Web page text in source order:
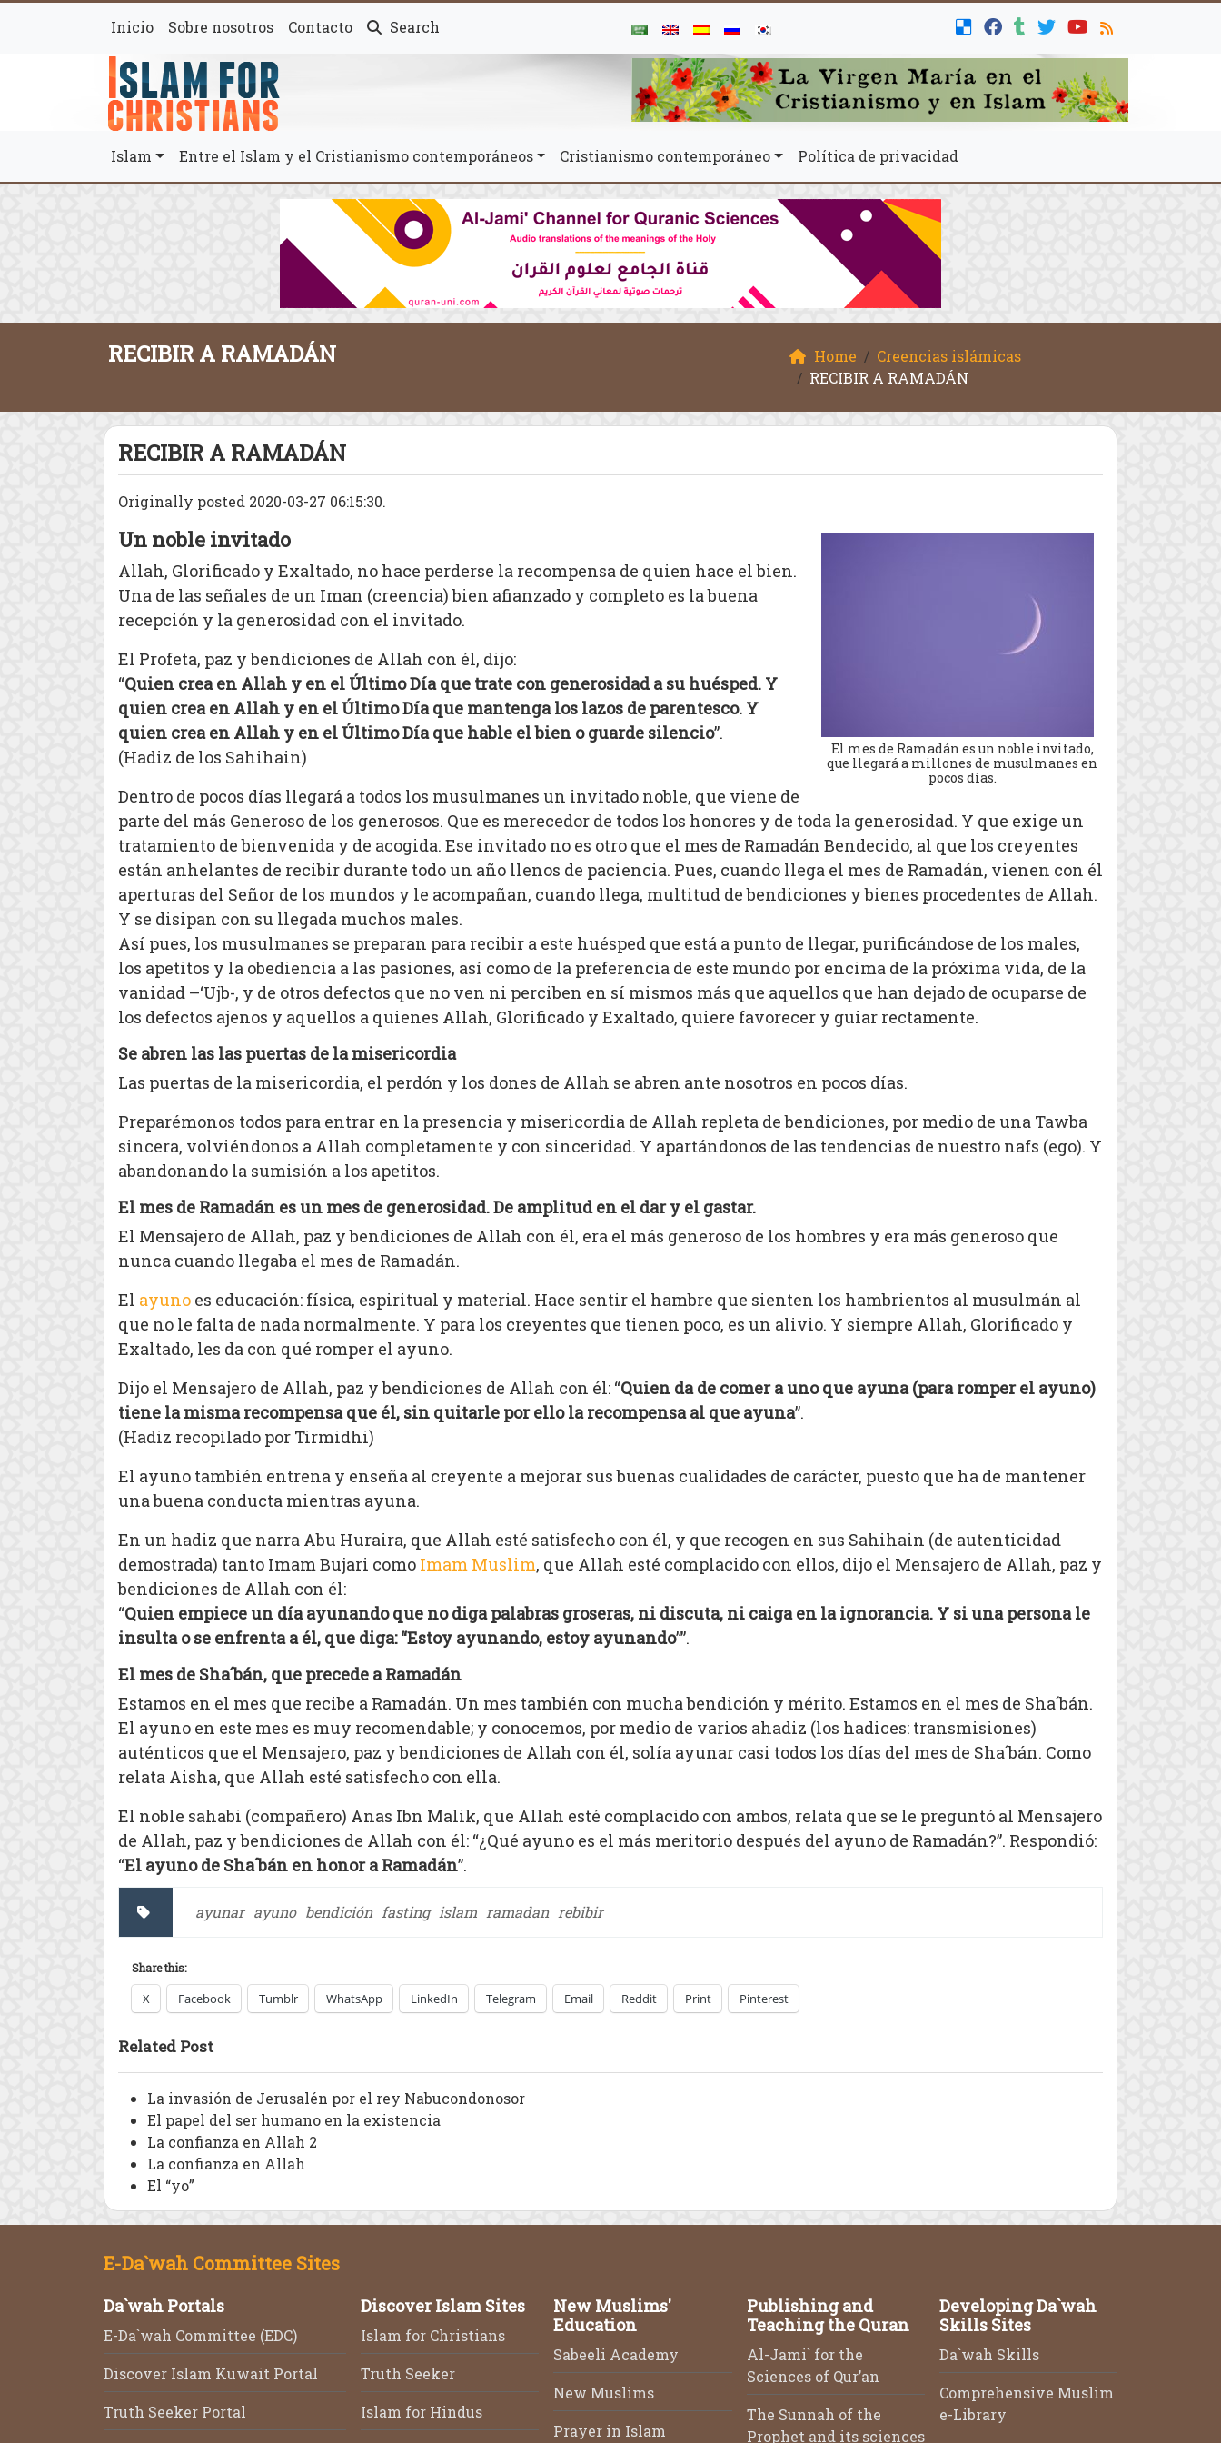
Inicio Sobre nosotros Contacto Search
Islam Entre el Islam y el Cristianismo contemporáneos Cristianismo contemporáneo Política de privacidad
RECIBIR A RAMADÁN Home
Creencias islámicas
RECIBIR A RAMADÁN
RECIBIR A RAMADÁN
Originally posted 2020-03-27 06:15:30.
El mes de Ramadán es un noble invitado,
que llegará a millones de musulmanes en
pocos días.
Un noble invitado
Allah, Glorificado y Exaltado, no hace perderse la recompensa de quien hace el bien.
Una de las señales de un Iman (creencia) bien afianzado y completo es la buena
recepción y la generosidad con el invitado.
El Profeta, paz y bendiciones de Allah con él, dijo:
“Quien crea en Allah y en el Último Día que trate con generosidad a su huésped. Y
quien crea en Allah y en el Último Día que mantenga los lazos de parentesco. Y
quien crea en Allah y en el Último Día que hable el bien o guarde silencio”.
(Hadiz de los Sahihain)
Dentro de pocos días llegará a todos los musulmanes un invitado noble, que viene de
parte del más Generoso de los generosos. Que es merecedor de todos los honores y de toda la generosidad. Y que exige un
tratamiento de bienvenida y de acogida. Ese invitado no es otro que el mes de Ramadán Bendecido, al que los creyentes
están anhelantes de recibir durante todo un año llenos de paciencia. Pues, cuando llega el mes de Ramadán, vienen con él
aperturas del Señor de los mundos y le acompañan, cuando llega, multitud de bendiciones y bienes procedentes de Allah.
Y se disipan con su llegada muchos males.
Así pues, los musulmanes se preparan para recibir a este huésped que está a punto de llegar, purificándose de los males,
los apetitos y la obediencia a las pasiones, así como de la preferencia de este mundo por encima de la próxima vida, de la
vanidad –‘Ujb-, y de otros defectos que no ven ni perciben en sí mismos más que aquellos que han dejado de ocuparse de
los defectos ajenos y aquellos a quienes Allah, Glorificado y Exaltado, quiere favorecer y guiar rectamente.
Se abren las las puertas de la misericordia
Las puertas de la misericordia, el perdón y los dones de Allah se abren ante nosotros en pocos días.
Preparémonos todos para entrar en la presencia y misericordia de Allah repleta de bendiciones, por medio de una Tawba
sincera, volviéndonos a Allah completamente y con sinceridad. Y apartándonos de las tendencias de nuestro nafs (ego). Y
abandonando la sumisión a los apetitos.
El mes de Ramadán es un mes de generosidad. De amplitud en el dar y el gastar.
El Mensajero de Allah, paz y bendiciones de Allah con él, era el más generoso de los hombres y era más generoso que
nunca cuando llegaba el mes de Ramadán.
El ayuno es educación: física, espiritual y material. Hace sentir el hambre que sienten los hambrientos al musulmán al
que no le falta de nada normalmente. Y para los creyentes que tienen poco, es un alivio. Y siempre Allah, Glorificado y
Exaltado, les da con qué romper el ayuno.
Dijo el Mensajero de Allah, paz y bendiciones de Allah con él: “Quien da de comer a uno que ayuna (para romper el ayuno)
tiene la misma recompensa que él, sin quitarle por ello la recompensa al que ayuna”.
(Hadiz recopilado por Tirmidhi)
El ayuno también entrena y enseña al creyente a mejorar sus buenas cualidades de carácter, puesto que ha de mantener
una buena conducta mientras ayuna.
En un hadiz que narra Abu Huraira, que Allah esté satisfecho con él, y que recogen en sus Sahihain (de autenticidad
demostrada) tanto Imam Bujari como Imam Muslim, que Allah esté complacido con ellos, dijo el Mensajero de Allah, paz y
bendiciones de Allah con él:
“Quien empiece un día ayunando que no diga palabras groseras, ni discuta, ni caiga en la ignorancia. Y si una persona le
insulta o se enfrenta a él, que diga: “Estoy ayunando, estoy ayunando””.
El mes de Sha´bán, que precede a Ramadán
Estamos en el mes que recibe a Ramadán. Un mes también con mucha bendición y mérito. Estamos en el mes de Sha´bán.
El ayuno en este mes es muy recomendable; y conocemos, por medio de varios ahadiz (los hadices: transmisiones)
auténticos que el Mensajero, paz y bendiciones de Allah con él, solía ayunar casi todos los días del mes de Sha´bán. Como
relata Aisha, que Allah esté satisfecho con ella.
El noble sahabi (compañero) Anas Ibn Malik, que Allah esté complacido con ambos, relata que se le preguntó al Mensajero
de Allah, paz y bendiciones de Allah con él: “¿Qué ayuno es el más meritorio después del ayuno de Ramadán?”. Respondió:
“El ayuno de Sha´bán en honor a Ramadán”.
ayunar ayuno bendición fasting islam ramadan rebibir
Share this:
X Facebook Tumblr WhatsApp LinkedIn Telegram Email Reddit Print Pinterest
Related Post
La invasión de Jerusalén por el rey Nabucondonosor
El papel del ser humano en la existencia
La confianza en Allah 2
La confianza en Allah
El “yo”
E-Da`wah Committee Sites
Da`wah Portals
E-Da`wah Committee (EDC)
Discover Islam Kuwait Portal
Truth Seeker Portal
Discover Islam Sites
Islam for Christians
Truth Seeker
Islam for Hindus
New Muslims'
Education
Sabeeli Academy
New Muslims
Prayer in Islam
Publishing and
Teaching the Quran
Al-Jami` for the
Sciences of Qur’an
The Sunnah of the
Prophet and its sciences
Developing Da`wah
Skills Sites
Da`wah Skills
Comprehensive Muslim
e-Library